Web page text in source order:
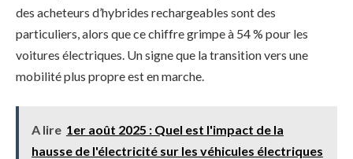
des acheteurs d’hybrides rechargeables sont des
particuliers, alors que ce chiffre grimpe à 54 % pour les
voitures électriques. Un signe que la transition vers une
mobilité plus propre est en marche.
A lire 1er août 2025 : Quel est l'impact de la
hausse de l'électricité sur les véhicules électriques